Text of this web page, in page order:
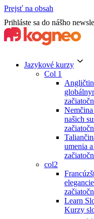
Prejsť na obsah
Prihláste sa do nášho
Jazykové kurzy
Col 1
našich
umenia
col2
Learn
Kurzy